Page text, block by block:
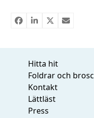
Hitta hit
Foldrar och
Kontakt
Lättläst
Press